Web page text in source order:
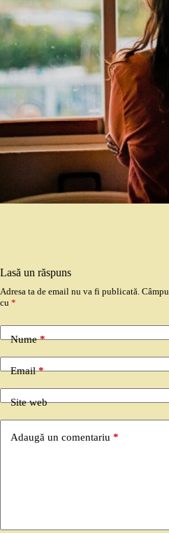
Lasă un răspuns
Adresa ta de email nu va fi publicată.
cu *
Nume*
Email*
Site web
Adaugă un comentariu *